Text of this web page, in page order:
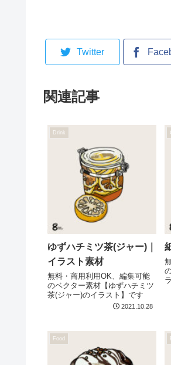
Twitter
関連記事
Drink
ゆずハチミツ茶(ジャー)｜
イラスト素材
無料・商用利用OK、編集可能
のベクター素材【ゆずハチミツ
茶(ジャー)のイラスト】です
2021.10.28
Food